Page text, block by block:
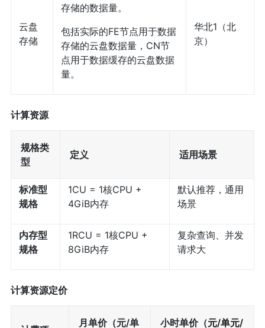
云盘
存储
存储的数据量。
包括实际的FE节点用于数据
存储的云盘数据量，CN节
点用于数据缓存的云盘数据
量。
华北1（北
京）
计算资源
规格类
型
定义 适用场景
标准型
规格
1CU = 1核CPU +
4GiB内存
默认推荐，通用
场景
内存型
规格
1RCU = 1核CPU +
8GiB内存
复杂查询、并发
请求大
计算资源定价
月单价（元/单
小时单价（元/单元/